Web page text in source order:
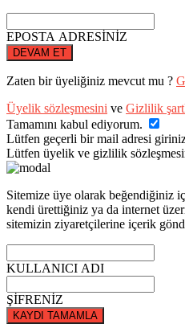
EPOSTA ADRESİNİZ
DEVAM ET
Zaten bir üyeliğiniz mevcut mu ?
Üyelik sözleşmesini ve Gizlilik
Tamamını kabul ediyorum.
Lütfen geçerli bir mail adresi
Lütfen üyelik ve gizlilik
Sitemize üye olarak beğendiğiniz
kendi ürettiğiniz ya da internet
sitemizin ziyaretçilerine içerik
KULLANICI ADI
ŞİFRENİZ
KAYDI TAMAMLA